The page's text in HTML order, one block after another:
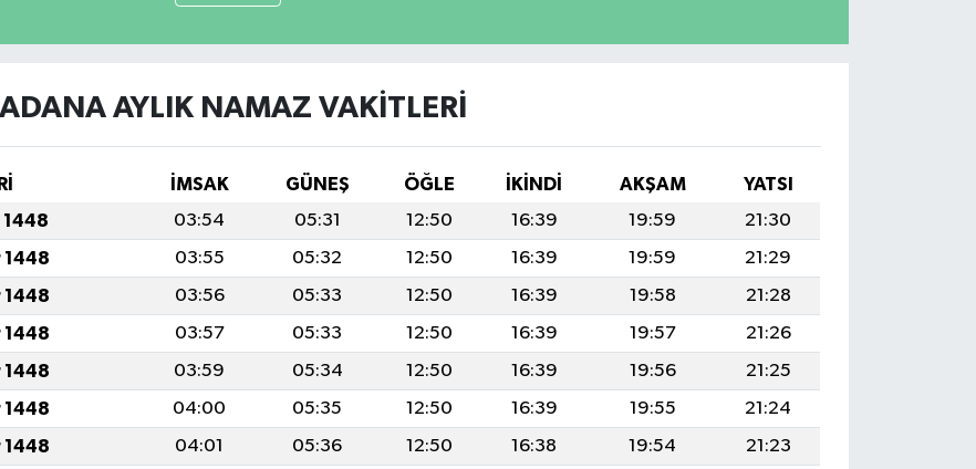
ADANA AYLIK NAMAZ VAKITLERI
İMSAK GÜNEŞ ÖĞLE İKINDI AKŞAM
YATSI
1448 03:54 05:31 12:50 16:39 19:59
21:30
1448 03:55 05:32 12:50 16:39 19:59
21:29
1448 03:56 05:33 12:50 16:39 19:58
21:28
1448 03:57 05:33 12:50 16:39 19:57
21:26
1448 03:59 05:34 12:50 16:39 19:56
21:25
1448 04:00 05:35 12:50 16:39 19:55
21:24
1448 04:01 05:36 12:50 16:38 19:54
21:23